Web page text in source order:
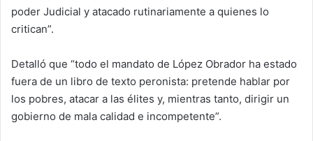
poder Judicial y atacado rutinariamente a quienes lo
critican”.
Detalló que “todo el mandato de López Obrador ha estado
fuera de un libro de texto peronista: pretende hablar por
los pobres, atacar a las élites y, mientras tanto, dirigir un
gobierno de mala calidad e incompetente”.